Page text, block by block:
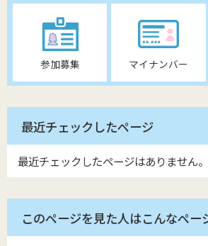
参加募集 マイナンバー
最近チェックしたページ
最近チェックしたページはありません。
このページを見た人はこんなペー